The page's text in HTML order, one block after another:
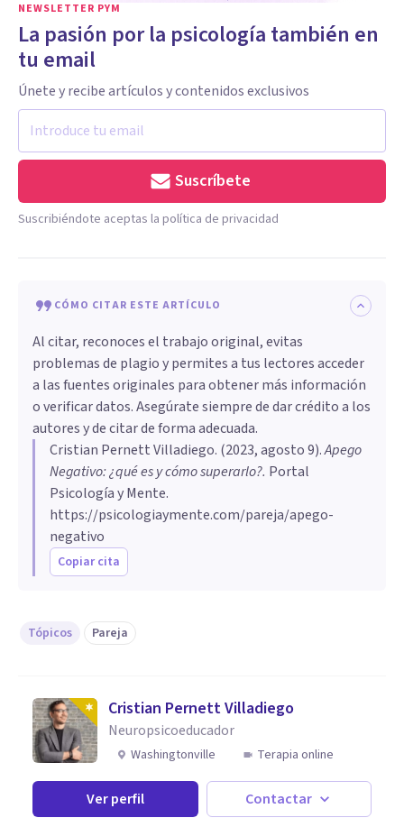
NEWSLETTER PYM
La pasión por la psicología también en
tu email
Únete y recibe artículos y contenidos exclusivos
Suscríbete
Suscribiéndote aceptas la política de privacidad
CÓMO CITAR ESTE ARTÍCULO
Al citar, reconoces el trabajo original, evitas
problemas de plagio y permites a tus lectores acceder
a las fuentes originales para obtener más información
o verificar datos. Asegúrate siempre de dar crédito a los
autores y de citar de forma adecuada.
Cristian Pernett Villadiego. (2023, agosto 9).Apego
Negativo: ¿qué es y cómo superarlo?. Portal
Psicología y Mente.
https://psicologiaymente.com/pareja/apego-
negativo
Copiar cita
Tópicos Pareja
Cristian Pernett Villadiego
Neuropsicoeducador
Washingtonville Terapia online
Ver perfil Contactar